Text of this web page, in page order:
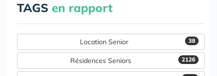
TAGS en rapport
38
Location Senior
2126
Résidences Seniors